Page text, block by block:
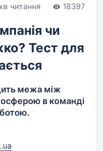
читання 18397
чи
Тест для
межа між
в команді